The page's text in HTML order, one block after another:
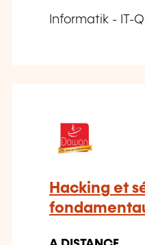
Informatik - IT-
Hacking et